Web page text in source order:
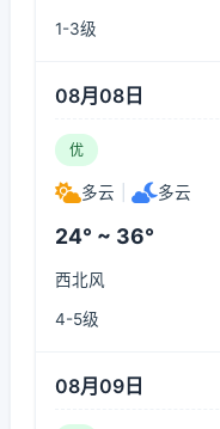
1-3级
08月08日
优
多云 多云
24° ~ 36°
西北风
4-5级
08月09日